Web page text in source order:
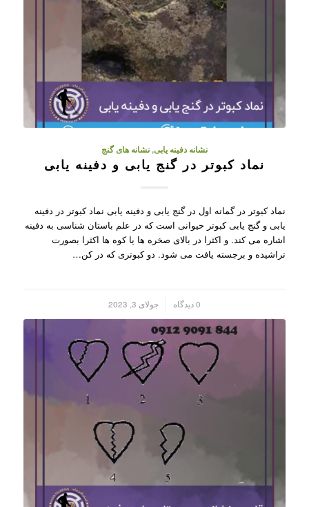
نشانه دفینه یابی,نشانه های گنج
نماد کبوتر در گنج یابی و دفینه یابی
نماد کبوتر در گمانه اول در گنج یابی و دفینه یابی نماد کبوتر در دفینه
یابی و گنج یابی کبوتر حیوانی است که در علم باستان شناسی به دفینه
اشاره می کند. و اکثرا در بالای صخره ها یا کوه ها اکثرا بصورت
تراشیده و برجسته یافت می شود. دو کبوتری که در کن…
0 دیدگاه جولای 3, 2023